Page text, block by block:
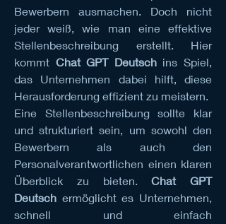
Bewerbern ausmachen. Doch nicht
jeder weiß, wie man eine effektive
Stellenbeschreibung erstellt. Hier
kommt Chat GPT Deutsch ins Spiel,
das Unternehmen dabei hilft, diese
Herausforderung effizient zu meistern.
Eine Stellenbeschreibung sollte klar
und strukturiert sein, um sowohl den
Bewerbern als auch den
Personalverantwortlichen einen klaren
Überblick zu bieten. Chat GPT
Deutsch ermöglicht es Unternehmen,
schnell und einfach